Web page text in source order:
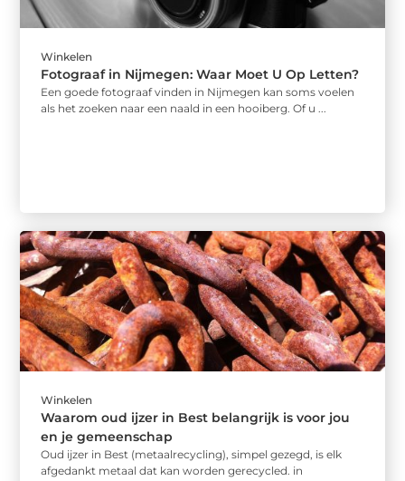
Winkelen
Fotograaf in Nijmegen: Waar Moet U Op Letten?
Een goede fotograaf vinden in Nijmegen kan soms voelen
als het zoeken naar een naald in een hooiberg. Of u ...
Winkelen
Waarom oud ijzer in Best belangrijk is voor jou
en je gemeenschap
Oud ijzer in Best (metaalrecycling), simpel gezegd, is elk
afgedankt metaal dat kan worden gerecycled. in